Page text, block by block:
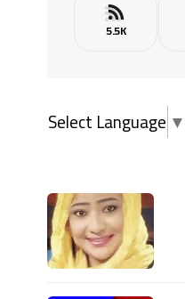
5.5K
Select Language ▼